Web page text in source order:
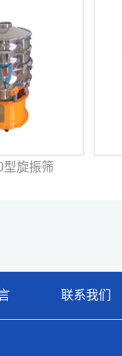
型旋振筛
联系我们